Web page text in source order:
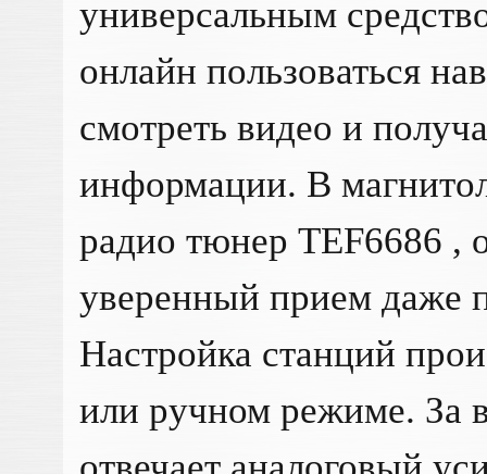
универсальным
онлайн пользоваться
смотреть видео и
информации. В
радио тюнер TEF6686 ,
уверенный прием даже
Настройка станций
или ручном режиме. За